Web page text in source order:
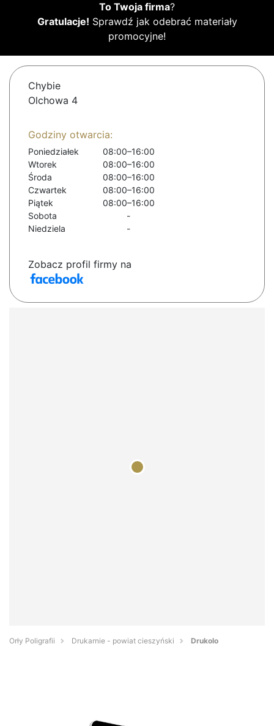
To Twoja firma?
Gratulacje! Sprawdź jak odebrać materiały
promocyjne!
Chybie
Olchowa 4
Godziny otwarcia:
Poniedziałek
08:00–16:00
Wtorek
08:00–16:00
Środa
08:00–16:00
Czwartek
08:00–16:00
Piątek
08:00–16:00
Sobota
-
Niedziela
-
Zobacz profil firmy na
Orły Poligrafii Drukarnie - powiat cieszyński Drukolo